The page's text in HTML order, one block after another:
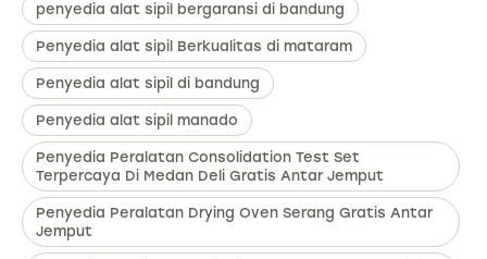
penyedia alat sipil bergaransi di bandung
Penyedia alat sipil Berkualitas di mataram
Penyedia alat sipil di bandung
Penyedia alat sipil manado
Penyedia Peralatan Consolidation Test Set
Terpercaya Di Medan Deli Gratis Antar Jemput
Penyedia Peralatan Drying Oven Serang Gratis Antar
Jemput